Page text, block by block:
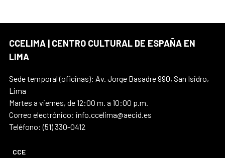
CCELIMA | CENTRO CULTURAL DE ESPAÑA EN
LIMA
Sede temporal (oficinas): Av. Jorge Basadre 990, San Isidro,
Lima
Martes a viernes, de 12:00 m. a 10:00 p.m.
Correo electrónico: info.ccelima@aecid.es
Teléfono: (51) 330-0412
CCE